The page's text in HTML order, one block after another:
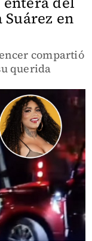
Suárez en
compartió
querida